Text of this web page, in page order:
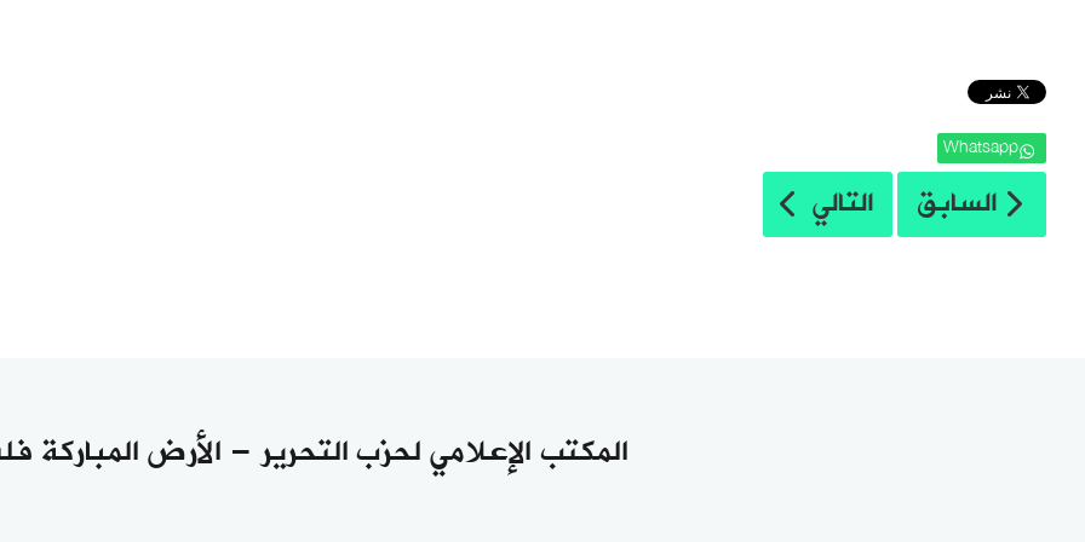
Whatsapp
المقال السابق: بيان صحفي: وفد من حزب التحرير- فلسطين يرسل رسالة إلى السفير
السابق المقال التالي: حزب التحرير يدعو جماهير المصلين في المسجد الأقصى
التالي
المكتب الإعلامي لحزب التحرير - الأرض